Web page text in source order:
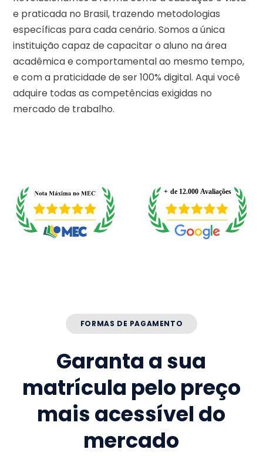
e praticada no Brasil, trazendo metodologias
específicas para cada cenário. Somos a única
instituição capaz de capacitar o aluno na área
acadêmica e comportamental ao mesmo tempo,
e com a praticidade de ser 100% digital. Aqui você
adquire todas as competências exigidas no
mercado de trabalho.
FORMAS DE PAGAMENTO
Garanta a sua
matrícula pelo preço
mais acessível do
mercado